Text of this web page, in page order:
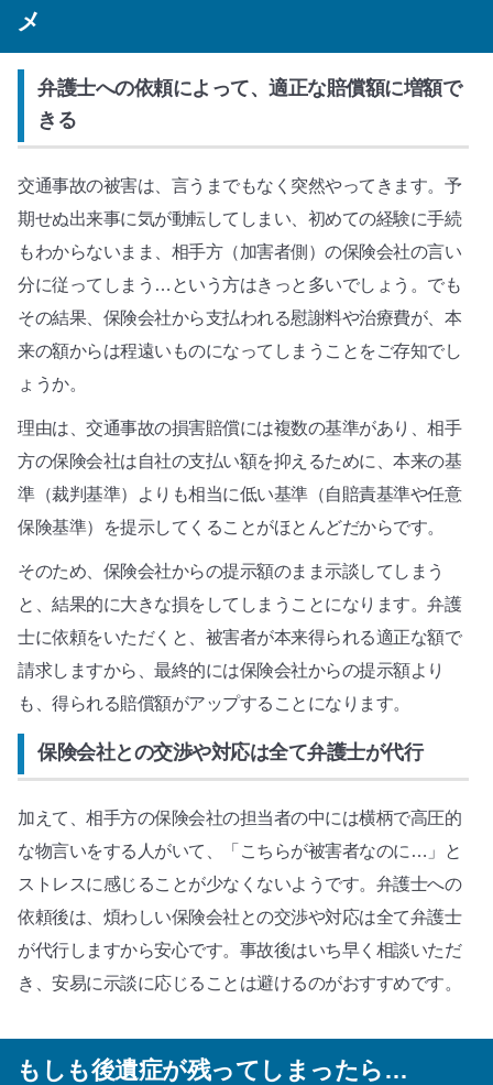
メ
弁護士への依頼によって、適正な賠償額に増額で
きる
交通事故の被害は、言うまでもなく突然やってきます。予
期せぬ出来事に気が動転してしまい、初めての経験に手続
もわからないまま、相手方（加害者側）の保険会社の言い
分に従ってしまう…という方はきっと多いでしょう。でも
その結果、保険会社から支払われる慰謝料や治療費が、本
来の額からは程遠いものになってしまうことをご存知でし
ょうか。
理由は、交通事故の損害賠償には複数の基準があり、相手
方の保険会社は自社の支払い額を抑えるために、本来の基
準（裁判基準）よりも相当に低い基準（自賠責基準や任意
保険基準）を提示してくることがほとんどだからです。
そのため、保険会社からの提示額のまま示談してしまう
と、結果的に大きな損をしてしまうことになります。弁護
士に依頼をいただくと、被害者が本来得られる適正な額で
請求しますから、最終的には保険会社からの提示額より
も、得られる賠償額がアップすることになります。
保険会社との交渉や対応は全て弁護士が代行
加えて、相手方の保険会社の担当者の中には横柄で高圧的
な物言いをする人がいて、「こちらが被害者なのに…」と
ストレスに感じることが少なくないようです。弁護士への
依頼後は、煩わしい保険会社との交渉や対応は全て弁護士
が代行しますから安心です。事故後はいち早く相談いただ
き、安易に示談に応じることは避けるのがおすすめです。
もしも後遺症が残ってしまったら…